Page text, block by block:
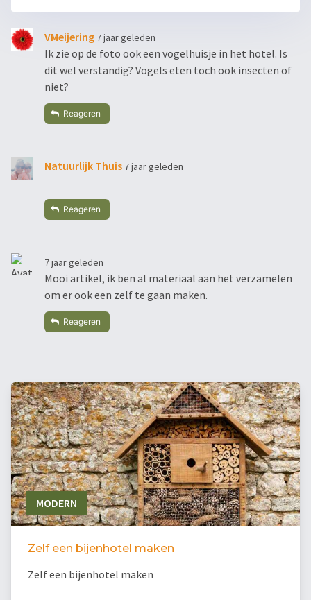
VMeijering 7 jaar geleden
Ik zie op de foto ook een vogelhuisje in het hotel. Is
dit wel verstandig? Vogels eten toch ook insecten of
niet?
Reageren
Natuurlijk Thuis 7 jaar geleden
Reageren
7 jaar geleden
Mooi artikel, ik ben al materiaal aan het verzamelen
om er ook een zelf te gaan maken.
Reageren
MODERN
Zelf een bijenhotel maken
Zelf een bijenhotel maken